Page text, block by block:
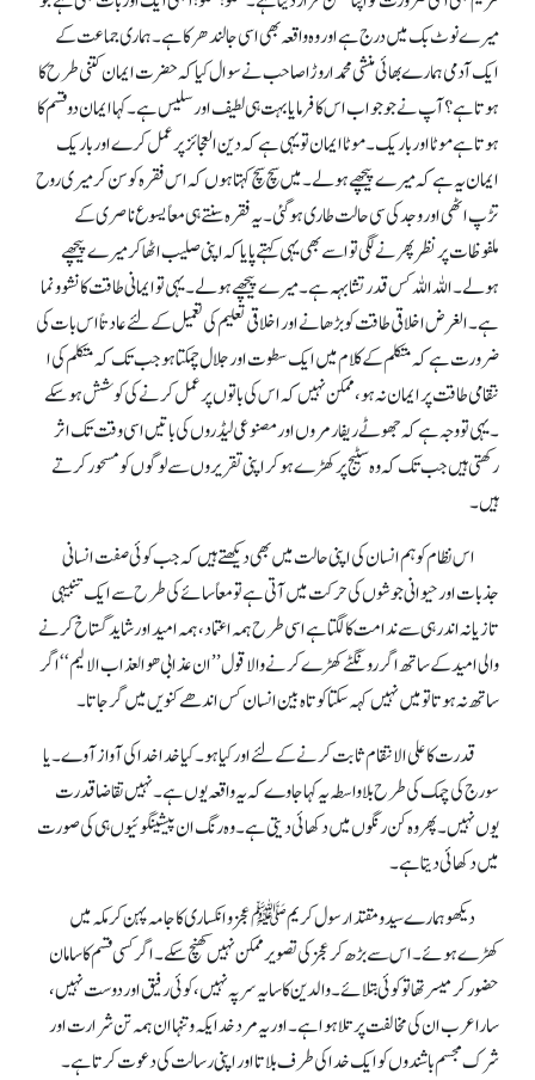
میرے نوٹ بک میں درج ہے اور وہ واقعہ بھی اسی جالندھر کا ہے۔ ہماری جماعت کے
ایک آدمی ہمارے بھائی منشی محمد اروڑا صاحب نے سوال کیا کہ حضرت ایمان کتنی طرح کا
ہوتا ہے ؟ آپ نے جو جواب اس کا فرمایا بہت ہی لطیف اور سلیس ہے ۔ کہا ایمان دو قسم کا
ہوتا ہے موٹا اور باریک۔ موٹا ایما ن تو یہی ہے کہ دین العجائز پر عمل کرے اور باریک
ایمان یہ ہے کہ میرے پیچھے ہو لے۔ میں سچ سچ کہتا ہوں کہ اس فقرہ کو سن کر میری روح
تڑپ اٹھی اور وجد کی سی حالت طاری ہو گئی۔ یہ فقرہ سنتے ہی معاً یسوع ناصری کے
ملفوظات پر نظر پھرنے لگی تو اسے بھی یہی کہتے پایا کہ اپنی صلیب اٹھا کر میرے پیچھے
ہولے۔ اللہ اللہ کس قدر تشابہہ ہے ۔ میرے پیچھے ہولے۔ یہی تو ایمانی طاقت کا نشوونما
ہے ۔ الغرض اخلاقی طاقت کو بڑھانے اور اخلاقی تعلیم کی تعمیل کے لئے عادتاً اس بات کی
ضرورت ہے کہ متکلم کے کلام میں ایک سطوت اور جلال چمکتا ہو جب تک کہ متکلم کی ا
نتقامی طاقت پر ایمان نہ ہو، ممکن نہیں کہ اس کی باتوں پر عمل کرنے کی کوشش ہو سکے
۔ یہی تو وجہ ہے کہ جھوٹے ریفارمروں اور مصنوعی لیڈروں کی باتیں اسی وقت تک اثر
رکھتی ہیں جب تک کہ وہ سٹیج پر کھڑے ہو کر اپنی تقریروں سے لوگوں کو مسحور کرتے
ہیں۔
اس نظام کو ہم انسان کی اپنی حالت میں بھی دیکھتے ہیں کہ جب کوئی صفت انسانی
جذبات اور حیوانی جوشوں کی حرکت میں آتی ہے تو معاً سا ئے کی طرح سے ایک تنبیہی
تازیانہ اندر ہی سے ندامت کا لگتا ہے اسی طرح ہمہ اعتماد ، ہمہ امید اور شاید گستاخ کرنے
والی امید کے ساتھ اگر رونگٹے کھڑے کرنے والا قول ’’ان عذابی ھوالعذاب الالیم‘‘ اگر
ساتھ نہ ہوتا تو میں نہیں کہہ سکتا کوتاہ بین انسان کس اندھے کنویں میں گر جاتا ۔
قدرت کا علی الانتقام ثابت کرنے کے لئے اور کیا ہو ۔ کیا خدا خدا کی آواز آ وے۔ یا
سورج کی چمک کی طرح بلا واسطہ یہ کہا جاوے کہ یہ واقعہ یوں ہے۔ نہیں تقاضا قدرت
یوں نہیں۔ پھر وہ کن رنگوں میں دکھائی دیتی ہے۔ وہ رنگ ان پیشینگوئیوں ہی کی صورت
میں دکھائی دیتا ہے۔
دیکھو ہمارے سید و مقتدا رسول کریم ﷺ عجز و انکساری کا جامہ پہن کر مکہ میں
کھڑے ہوئے ۔ اس سے بڑھ کر عجز کی تصویر ممکن نہیں کھنچ سکے۔ اگر کسی قسم کا سامان
حضور کر میسر تھا تو کوئی بتلائے ۔ والدین کا سایہ سر پہ نہیں، کوئی رفیق اور دوست نہیں،
سارا عرب ان کی مخالفت پر تلا ہوا ہے۔ اور یہ مرد خدا یکہ و تنہا ان ہمہ تن شرارت اور
شرک مجسم باشندوں کو ایک خدا کی طرف بلاتا اور اپنی رسالت کی دعوت کرتا ہے۔